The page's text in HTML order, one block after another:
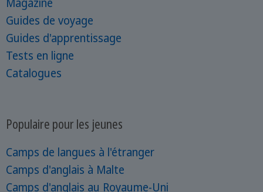
Guides de voyage
Guides d'apprentissage
Tests en ligne
Catalogues
Populaire pour les jeunes
Camps de langues à l'étranger
Camps d'anglais à Malte
Camps d'anglais au Royaume-Uni